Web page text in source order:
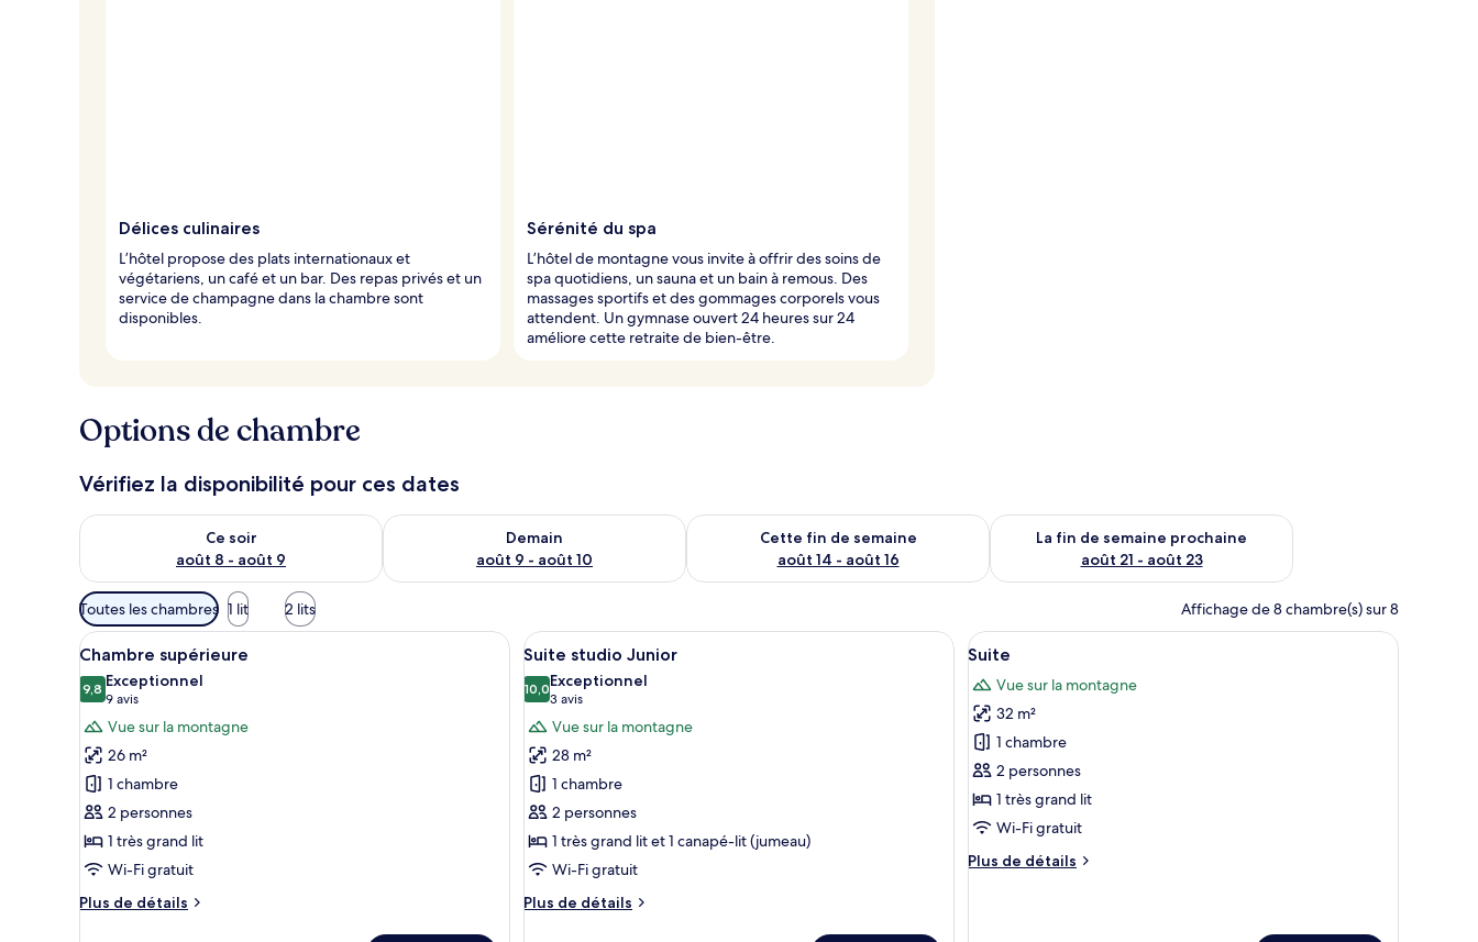
Délices culinaires
L’hôtel propose des plats internationaux et
végétariens, un café et un bar. Des repas privés et un
service de champagne dans la chambre sont
disponibles.
Sérénité du spa
L’hôtel de montagne vous invite à offrir des soins de
spa quotidiens, un sauna et un bain à remous. Des
massages sportifs et des gommages corporels vous
attendent. Un gymnase ouvert 24 heures sur 24
améliore cette retraite de bien-être.
Options de chambre
Vérifiez la disponibilité pour ces dates
Ce soir
août 8 - août 9
Vérifier la disponibilité pour ce soir août 8 - août 9
Demain
août 9 - août 10
Vérifier la disponibilité pour demain août 9 - août 10
Cette fin de semaine
août 14 - août 16
Vérifier la disponibilité pour cette fin de semaine août 14 - août 16
La fin de semaine prochaine
août 21 - août 23
Vérifier la disponibilité pour la fin de semaine prochaine août
Filtres
disponibles
pour
les
chambres
Toutes les chambres 1 lit 2 lits Affichage de 8 chambre(s) sur 8
Afficher
toutes
les
photos
pour
ce
type
de
chambre :
Chambre
supérieure
Une chambre d’hôtel avec une tête de lit en bois, deux lits, une table de chevet avec une lampe, un livre et un verre de vin.
7
Chambre supérieure
9,89,8 sur 10
Exceptionnel
9 avis
(9 avis)
Vue sur la montagne
26 m²
1 chambre
2 personnes
1 très grand lit
Wi-Fi gratuit
Plus de détails
Plus
Afficher
toutes
les
photos
pour
ce
type
de
chambre :
Suite
studio
Une chambre d’hôtel moderne équipée d’un lit, d’un canapé, d’un bureau et d’une télévision.
10
Suite studio Junior
10,010,0 sur 10
Exceptionnel
3 avis
(3 avis)
Vue sur la montagne
28 m²
1 chambre
2 personnes
1 très grand lit et 1 canapé-lit (jumeau)
Wi-Fi gratuit
Plus de détails
Plus
Afficher
toutes
les
photos
pour
ce
type
de
chambre :
Suite
Une chambre d’hôtel avec un grand lit,
6
Suite
Vue sur la montagne
32 m²
1 chambre
2 personnes
1 très grand lit
Wi-Fi gratuit
Plus de détails
Plus